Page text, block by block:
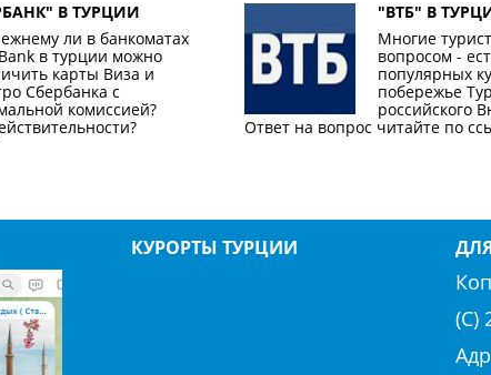
В ТУРЦИИ
ли в банкоматах
в турции можно
карты Виза и
Сбербанка с
комиссией?
"ВТБ" В
Многие
вопросом -
популярных
побережье
российского
Ответ на вопрос читайте по
КУРОРТЫ ТУРЦИИ
(С)